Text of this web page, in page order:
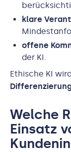
klare
offene
der KI.
Ethische KI
Welche
Einsatz